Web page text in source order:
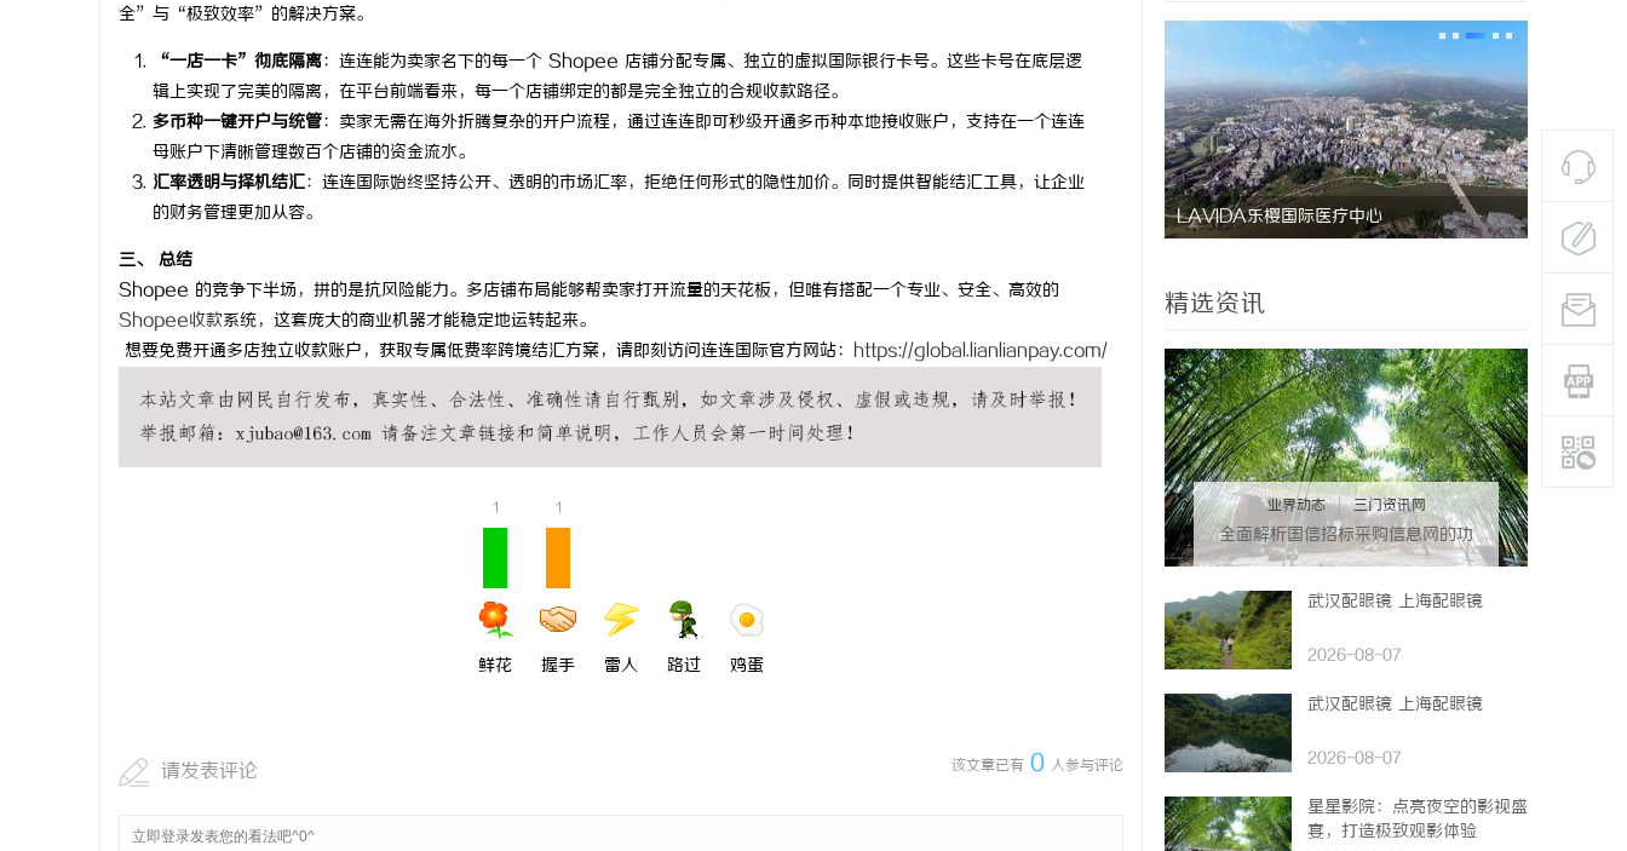
全”与“极致效率”的解决方案。
“一店一卡”彻底隔离：连连能为卖家名下的每一个 Shopee 店铺分配专属、独立的虚拟国际银行卡号。这些卡号在底层逻
辑上实现了完美的隔离，在平台前端看来，每一个店铺绑定的都是完全独立的合规收款路径。
多币种一键开户与统管：卖家无需在海外折腾复杂的开户流程，通过连连即可秒级开通多币种本地接收账户，支持在一个连连
母账户下清晰管理数百个店铺的资金流水。
汇率透明与择机结汇：连连国际始终坚持公开、透明的市场汇率，拒绝任何形式的隐性加价。同时提供智能结汇工具，让企业
的财务管理更加从容。
三、 总结
Shopee 的竞争下半场，拼的是抗风险能力。多店铺布局能够帮卖家打开流量的天花板，但唯有搭配一个专业、安全、高效的
Shopee收款系统，这套庞大的商业机器才能稳定地运转起来。
想要免费开通多店独立收款账户，获取专属低费率跨境结汇方案，请即刻访问连连国际官方网站： https://global.lianlianpay.com/
1
鲜花
1
握手 雷人 路过 鸡蛋
该文章已有 0 人参与评论
请发表评论
LAVIDA乐樱国际医疗中心 防坠落水
用与应用
精选资讯
业界动态 | 三门资讯网
全面解析国信招标采购信息网的功
能与优势
武汉配眼镜 上海配眼镜
2026-08-07
武汉配眼镜 上海配眼镜
2026-08-07
星星影院：点亮夜空的影视盛
宴，打造极致观影体验